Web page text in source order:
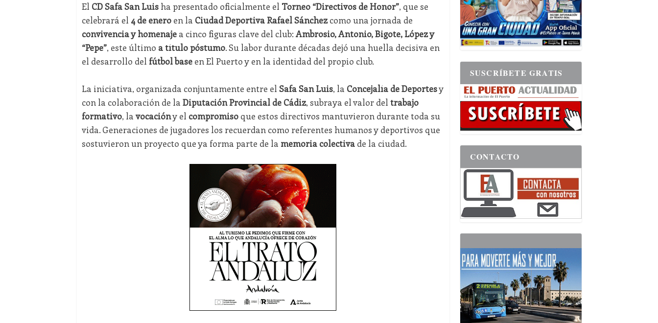
El CD Safa San Luisha presentado oficialmente el Torneo “Directivos de Honor”, que se
celebrará el 4 de eneroen la Ciudad Deportiva Rafael Sánchezcomo una jornada de
convivencia y homenajea cinco figuras clave del club: Ambrosio, Antonio, Bigote, López y
“Pepe”, este último a título póstumo. Su labor durante décadas dejó una huella decisiva en
el desarrollo del fútbol baseen El Puerto y en la identidad del propio club.
La iniciativa, organizada conjuntamente entre el Safa San Luis, la Concejalía de Deportesy
con la colaboración de la Diputación Provincial de Cádiz, subraya el valor del trabajo
formativo, la vocacióny el compromisoque estos directivos mantuvieron durante toda su
vida. Generaciones de jugadores los recuerdan como referentes humanos y deportivos que
sostuvieron un proyecto que ya forma parte de la memoria colectivade la ciudad.
SUSCRÍBETE GRATIS
CONTACTO